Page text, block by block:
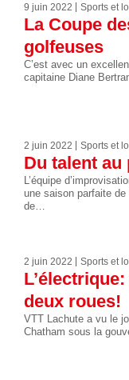
9 juin 2022 Sports et
La Coupe
golfeuses
C’est avec un
capitaine Diane
2 juin 2022 Sports et
Du talent au
L’équipe
une saison parfaite
de…
2 juin 2022 Sports et
deux roues!
VTT Lachute a vu le
Chatham sous la